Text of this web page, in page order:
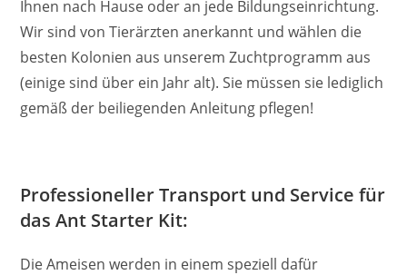
Ihnen nach Hause oder an jede Bildungseinrichtung.
Wir sind von Tierärzten anerkannt und wählen die
besten Kolonien aus unserem Zuchtprogramm aus
(einige sind über ein Jahr alt). Sie müssen sie lediglich
gemäß der beiliegenden Anleitung pflegen!
Professioneller Transport und Service für
das Ant Starter Kit:
Die Ameisen werden in einem speziell dafür